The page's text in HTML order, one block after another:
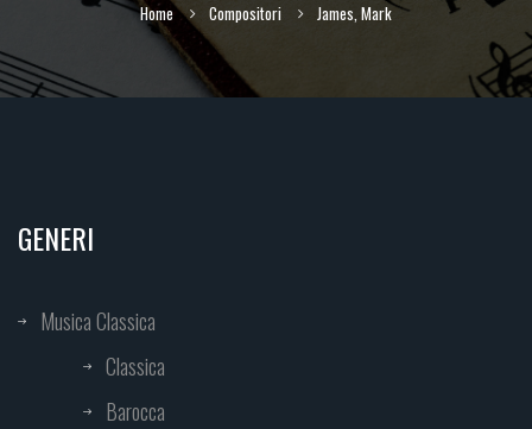
Home Compositori James, Mark
GENERI
Musica Classica
Classica
Barocca